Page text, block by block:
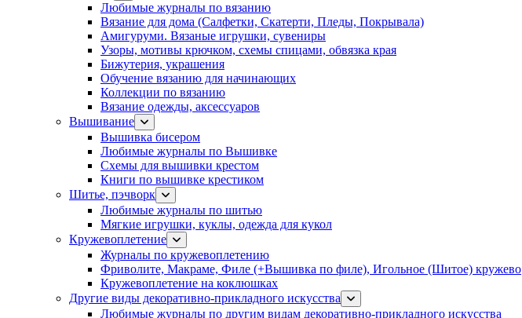
Любимые журналы по вязанию
Вязание для дома (Салфетки, Скатерти, Пледы, Покрывала)
Амигуруми. Вязаные игрушки, сувениры
Узоры, мотивы крючком, схемы спицами, обвязка края
Бижутерия, украшения
Обучение вязанию для начинающих
Коллекции по вязанию
Вязание одежды, аксессуаров
Вышивание
Вышивка бисером
Любимые журналы по Вышивке
Схемы для вышивки крестом
Книги по вышивке крестиком
Шитье, пэчворк
Любимые журналы по шитью
Мягкие игрушки, куклы, одежда для кукол
Кружевоплетение
Журналы по кружевоплетению
Фриволите, Макраме, Филе (+Вышивка по филе), Игольное (Шитое) кружево
Кружевоплетение на коклюшках
Другие виды декоративно-прикладного искусства
Любимые журналы по другим видам декоративно-прикладного искусства